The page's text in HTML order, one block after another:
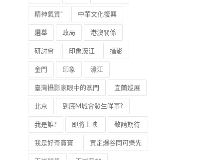
精神氣質” 中華文化復興
選舉 政局 港澳關係
研討會 印象濠江 攝影
金門 印象 濠江
臺灣攝影家眼中的澳門 宜蘭巡展
北京 到底M城會發生咩事?
我是誰? 即將上映 敬請期待
我是好奇寶寶 買定爆谷同可樂先